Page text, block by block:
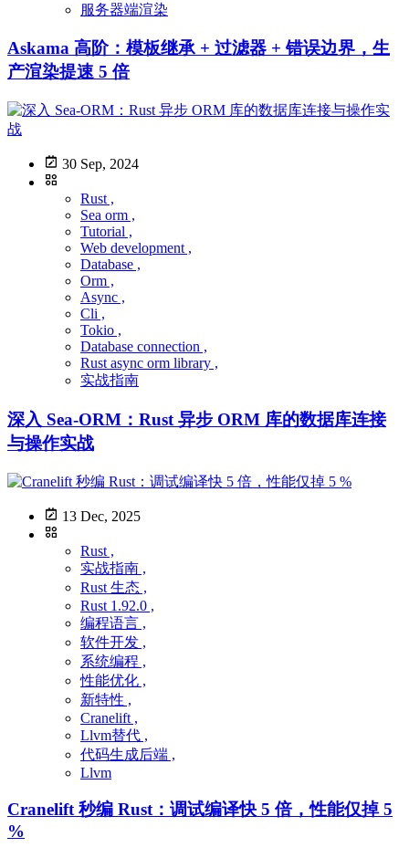
服务器端渲染
Askama 高阶：模板继承 + 过滤器 + 错误边界，生
产渲染提速 5 倍
30 Sep, 2024
Rust ,
Sea orm ,
Tutorial ,
Web development ,
Database ,
Orm ,
Async ,
Cli ,
Tokio ,
Database connection ,
Rust async orm library ,
实战指南
深入 Sea-ORM：Rust 异步 ORM 库的数据库连接
与操作实战
13 Dec, 2025
Rust ,
实战指南 ,
Rust 生态 ,
Rust 1.92.0 ,
编程语言 ,
软件开发 ,
系统编程 ,
性能优化 ,
新特性 ,
Cranelift ,
Llvm替代 ,
代码生成后端 ,
Llvm
Cranelift 秒编 Rust：调试编译快 5 倍，性能仅掉 5
%